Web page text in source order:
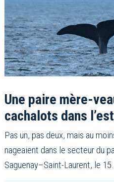
Une paire mère-
cachalots dans
Pas un, pas deux, mais au
nageaient dans le secteur du
Saguenay–Saint-Laurent, le